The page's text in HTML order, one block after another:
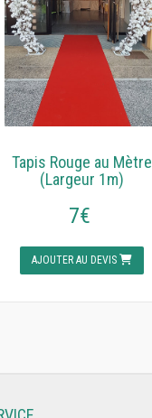
Tapis Rouge au Mètre
(Largeur 1m)
7€
AJOUTER AU DEVIS